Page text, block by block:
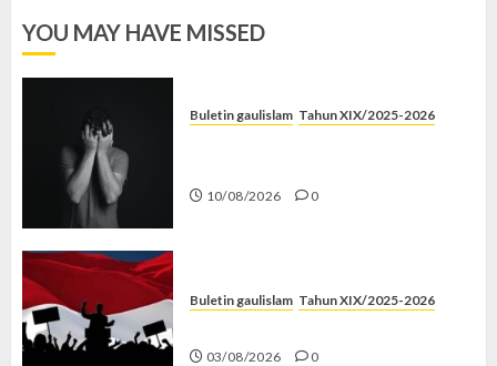
YOU MAY HAVE MISSED
Buletin gaulislam Tahun XIX/2025-2026
10/08/2026 0
Buletin gaulislam Tahun XIX/2025-2026
03/08/2026 0